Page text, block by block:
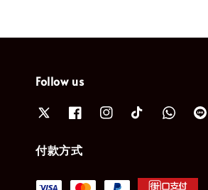
Follow us
付款方式